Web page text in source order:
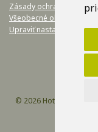
Zásady ochrany
Všeobecné obchodné
Upraviť nastavenia
© 2026 Hotel Yasmin